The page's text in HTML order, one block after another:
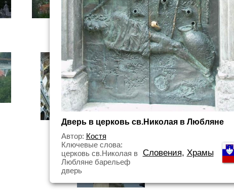
Дверь в церковь св.Николая в Любляне
Автор: Костя
Ключевые слова:
церковь св.Николая в
Любляне барельеф
дверь
Словения, Храмы